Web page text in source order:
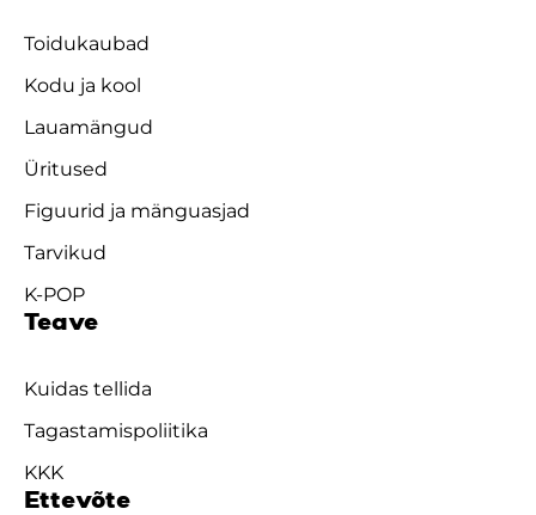
Toidukaubad
Kodu ja kool
Lauamängud
Üritused
Figuurid ja mänguasjad
Tarvikud
K-POP
Teave
Kuidas tellida
Tagastamispoliitika
KKK
Ettevõte